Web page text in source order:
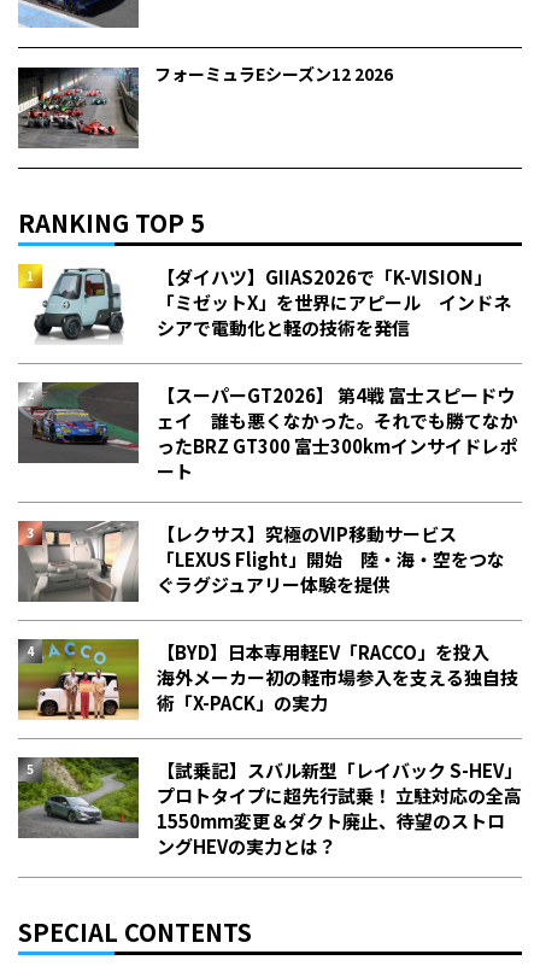
フォーミュラEシーズン12 2026
RANKING TOP 5
【ダイハツ】GIIAS2026で「K-VISION」
「ミゼットX」を世界にアピール インドネ
シアで電動化と軽の技術を発信
【スーパーGT2026】 第4戦 富士スピードウ
ェイ 誰も悪くなかった。それでも勝てなか
った――BRZ GT300 富士300kmインサイドレポ
ート
【レクサス】究極のVIP移動サービス
「LEXUS Flight」開始 陸・海・空をつな
ぐラグジュアリー体験を提供
【BYD】日本専用軽EV「RACCO」を投入
海外メーカー初の軽市場参入を支える独自技
術「X-PACK」の実力
【試乗記】スバル新型「レイバック S-HEV」
プロトタイプに超先行試乗！ 立駐対応の全高
1550mm変更＆ダクト廃止、待望のストロ
ングHEVの実力とは？
SPECIAL CONTENTS